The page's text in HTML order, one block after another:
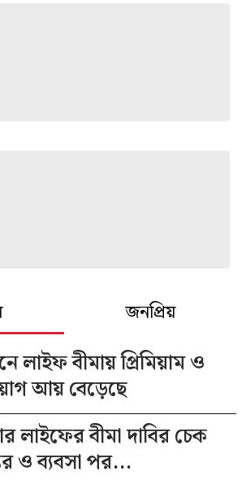
জনপ্রিয়
লাইফ বীমায় প্রিমিয়াম ও
আয় বেড়েছে
লাইফের বীমা দাবির চেক
ও ব্যবসা পর...